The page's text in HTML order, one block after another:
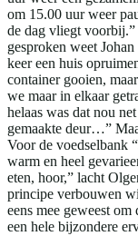
om 15.00 uur weer
de dag vliegt
gesproken weet
keer een huis
container gooien,
we maar in elkaar
helaas was dat nou
gemaakte deur…”
Voor de voedselbank
warm en heel
eten, hoor,” lacht
principe verbouwen
eens mee geweest
een hele bijzondere